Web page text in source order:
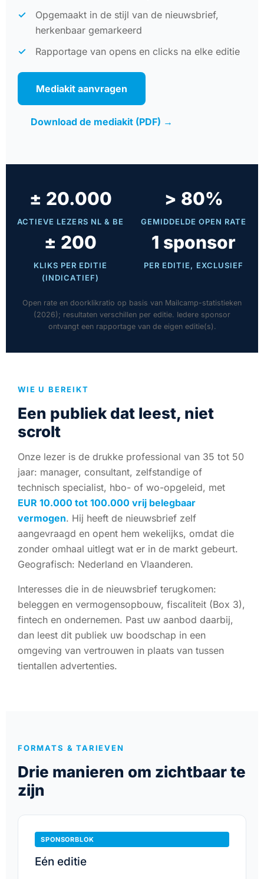
Opgemaakt in de stijl van de nieuwsbrief,
herkenbaar gemarkeerd
Rapportage van opens en clicks na elke editie
Mediakit aanvragen
Download de mediakit (PDF) →
± 20.000
ACTIEVE LEZERS NL & BE
> 80%
GEMIDDELDE OPEN RATE
± 200
KLIKS PER EDITIE
(INDICATIEF)
1 sponsor
PER EDITIE, EXCLUSIEF
Open rate en doorklikratio op basis van Mailcamp-statistieken
(2026); resultaten verschillen per editie. Iedere sponsor
ontvangt een rapportage van de eigen editie(s).
WIE U BEREIKT
Een publiek dat leest, niet
scrolt
Onze lezer is de drukke professional van 35 tot 50
jaar: manager, consultant, zelfstandige of
technisch specialist, hbo- of wo-opgeleid, met
EUR 10.000 tot 100.000 vrij belegbaar
vermogen. Hij heeft de nieuwsbrief zelf
aangevraagd en opent hem wekelijks, omdat die
zonder omhaal uitlegt wat er in de markt gebeurt.
Geografisch: Nederland en Vlaanderen.
Interesses die in de nieuwsbrief terugkomen:
beleggen en vermogensopbouw, fiscaliteit (Box 3),
fintech en ondernemen. Past uw aanbod daarbij,
dan leest dit publiek uw boodschap in een
omgeving van vertrouwen in plaats van tussen
tientallen advertenties.
FORMATS & TARIEVEN
Drie manieren om zichtbaar te
zijn
SPONSORBLOK
Eén editie